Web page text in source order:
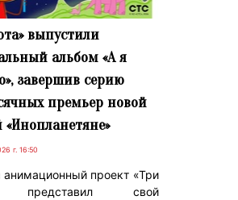
выпустили
альбом «А я
завершив серию
премьер новой
«Инопланетяне»
г. 16:50
анимационный проект «Три
представил свой